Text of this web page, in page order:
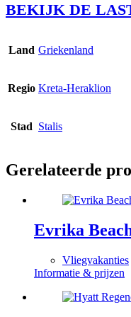
BEKIJK DE
Land Griekenland
Regio Kreta-Heraklion
Stad Stalis
Gerelateerde
Evrika
Vliegvakanties
Informatie & prijzen